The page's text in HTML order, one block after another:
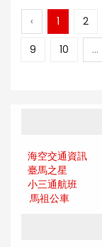
‹ 1 2
9
10 ...
海空交通資訊
臺馬之星
小三通航班
馬祖公車